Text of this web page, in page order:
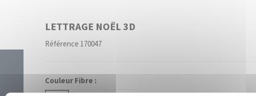
LETTRAGE NOËL 3D
Référence 170047
Couleur Fibre :